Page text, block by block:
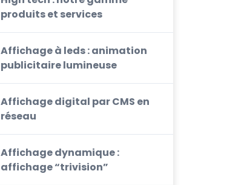
produits et services
Affichage à leds : animation
publicitaire lumineuse
Affichage digital par CMS en
réseau
Affichage dynamique :
affichage “trivision”